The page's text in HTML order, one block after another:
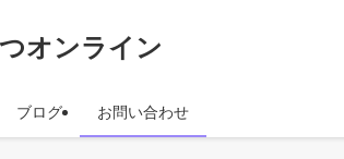
オンライン
ブログ お問い合わせ